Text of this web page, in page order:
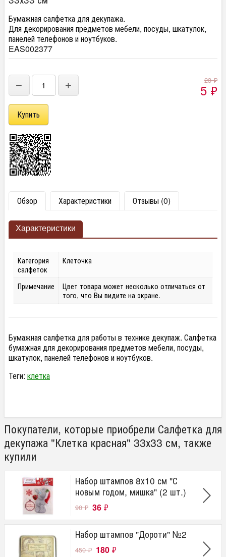
Бумажная салфетка для декупажа.
Для декорирования предметов мебели, посуды, шкатулок,
панелей телефонов и ноутбуков.
EAS002377
− + 23₽
5 ₽
Обзор Характеристики Отзывы (0)
Характеристики
Категория
салфеток
Клеточка
Примечание
Цвет товара может несколько отличаться от
того, что Вы видите на экране.
Бумажная салфетка для работы в технике декупаж. Салфетка
бумажная для декорирования предметов мебели, посуды,
шкатулок, панелей телефонов и ноутбуков.
Теги: клетка
Покупатели, которые приобрели Салфетка для
декупажа "Клетка красная" 33х33 см, также
купили
Набор штампов 8х10 см "С
новым годом, мишка" (2 шт.)
90₽ 36 ₽
Набор штампов "Дороти" №2
450₽ 180 ₽